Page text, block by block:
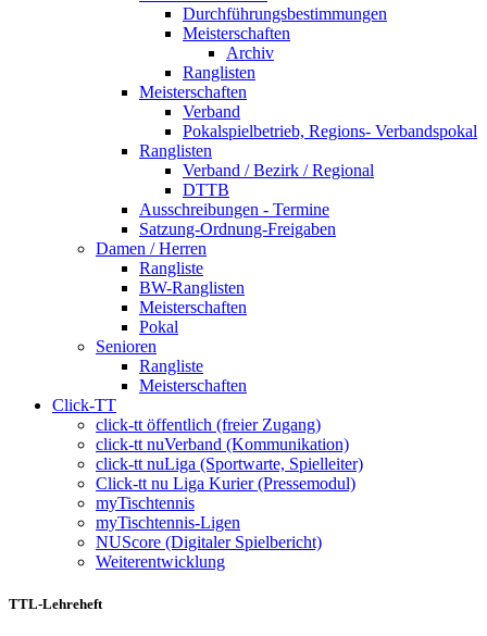
Durchführungsbestimmungen
Meisterschaften
Archiv
Ranglisten
Meisterschaften
Verband
Pokalspielbetrieb, Regions- Verbandspokal
Ranglisten
Verband / Bezirk / Regional
DTTB
Ausschreibungen - Termine
Satzung-Ordnung-Freigaben
Damen / Herren
Rangliste
BW-Ranglisten
Meisterschaften
Pokal
Senioren
Rangliste
Meisterschaften
Click-TT
click-tt öffentlich (freier Zugang)
click-tt nuVerband (Kommunikation)
click-tt nuLiga (Sportwarte, Spielleiter)
Click-tt nu Liga Kurier (Pressemodul)
myTischtennis
myTischtennis-Ligen
NUScore (Digitaler Spielbericht)
Weiterentwicklung
TTL-Lehreheft